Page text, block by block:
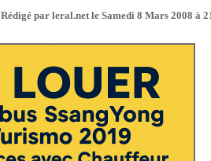
Rédigé par leral.net le Samedi 8 Mars 2008 à